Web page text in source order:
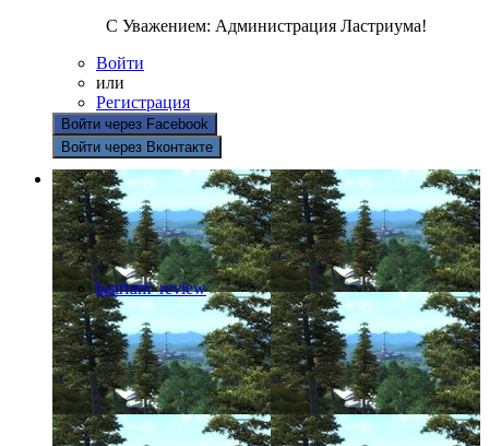
С Уважением: Администрация Ластриума!
Войти
или
Регистрация
Войти через Facebook
Войти через Вконтакте
lastrium_review